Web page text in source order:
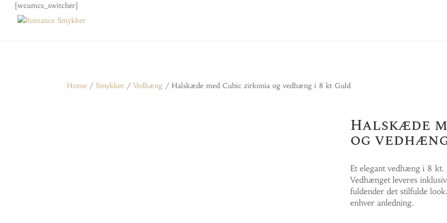
[wcumcs_switcher]
Home /Smykker /Vedhæng / Halskæde med Cubic zirkonia og vedhæng i 8 kt Guld
Halskæde
og
Et elegant vedhæng i 8 kt.
Vedhænget leveres
fuldender det stilfulde
enhver anledning.